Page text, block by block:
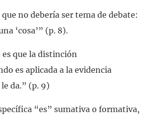
no debería ser tema de debate:
‘cosa’” (p. 8).
que la distinción
es aplicada a la evidencia
da.” (p. 9)
“es” sumativa o formativa,